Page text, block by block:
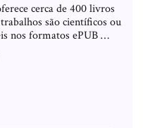
cerca de 400 livros
são científicos ou
nos formatos ePUB …